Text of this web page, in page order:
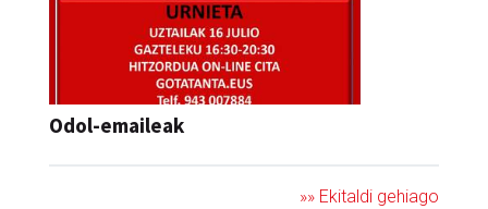
Odol-emaileak
»» Ekitaldi gehiago